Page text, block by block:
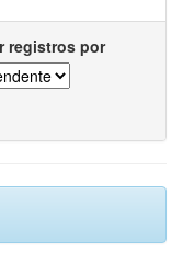
registros por